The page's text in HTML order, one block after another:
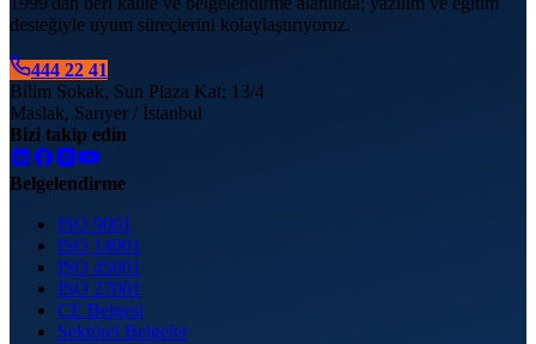
desteğiyle uyum süreçlerini kolaylaştırıyoruz.
444 22 41
Bilim Sokak, Sun Plaza Kat: 13/4
Maslak, Sarıyer / İstanbul
Bizi takip edin
Belgelendirme
ISO 9001
ISO 14001
ISO 45001
ISO 27001
CE Belgesi
Sektörel Belgeler